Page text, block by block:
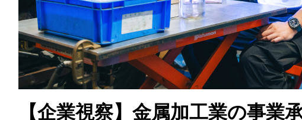
【企業視察】金属加工業の事業